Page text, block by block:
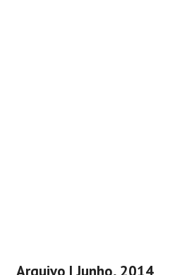
Arquivo | Junho, 2014